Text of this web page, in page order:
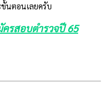
นตอนเลยครับ
รสอบตำรวจปี 65